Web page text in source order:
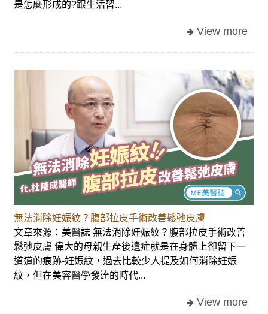
是怎麼形成的?跟生活習...
無法消除妊娠紋？腹部拉皮手術改善鬆弛皮膚
文章來源：美醫誌 無法消除妊娠紋？腹部拉皮手術改善
鬆弛皮膚 偉大的母親生產後遺症就是在身體上卻留下一
道道的痕跡-妊娠紋，過去比較少人提及如何消除妊娠
紋，但在美容醫學發達的時代...